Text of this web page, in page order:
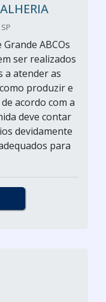
ABCOs
ser realizados
a atender as
produzir e
acordo com a
deve contar
devidamente
para